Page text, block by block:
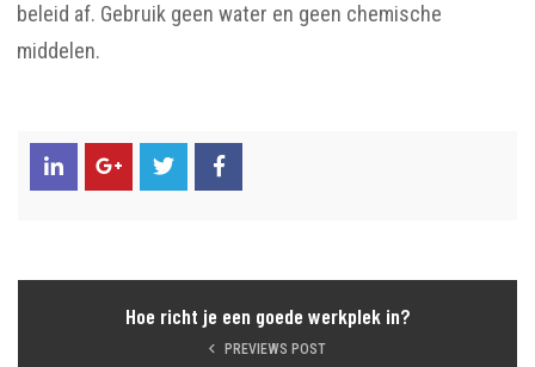
beleid af. Gebruik geen water en geen chemische
middelen.
Hoe richt je een goede werkplek in?
PREVIEWS POST